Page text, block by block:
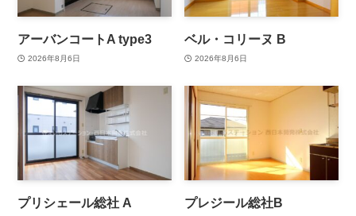
アーバンコートA type3
2026年8月6日
ベル・コリーヌ B
2026年8月6日
プリシェール総社 A プレジール総社B